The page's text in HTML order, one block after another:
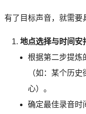
有了目标声音，就需要
地点选择与时间安
根据第二步提炼
（如：某个历
心）。
确定最佳录音时